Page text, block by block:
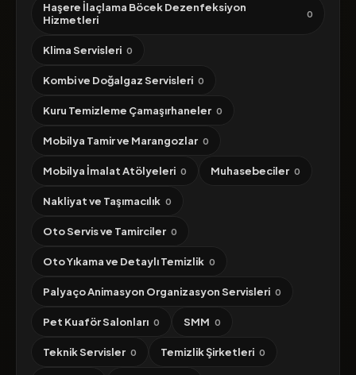
Haşere İlaçlama Böcek Dezenfeksiyon
Hizmetleri
0
Klima Servisleri 0
Kombi ve Doğalgaz Servisleri 0
Kuru Temizleme Çamaşırhaneler 0
Mobilya Tamir ve Marangozlar 0
Mobilya İmalat Atölyeleri 0 Muhasebeciler 0
Nakliyat ve Taşımacılık 0
Oto Servis ve Tamirciler 0
Oto Yıkama ve Detaylı Temizlik 0
Palyaço Animasyon Organizasyon Servisleri 0
Pet Kuaför Salonları 0 SMM 0
Teknik Servisler 0 Temizlik Şirketleri 0